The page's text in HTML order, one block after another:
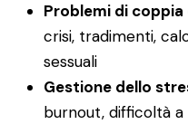
Problemi di coppia
crisi, tradimenti,
sessuali
Gestione dello
burnout, difficoltà